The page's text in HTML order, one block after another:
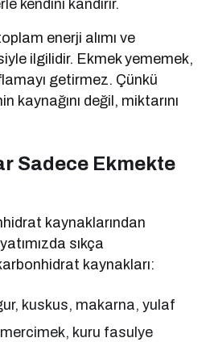
kendini kandırır.
enerji alımı ve
ilgilidir. Ekmek yememek,
getirmez. Çünkü
kaynağını değil, miktarını
Sadece Ekmekte
kaynaklarından
sıkça
kaynakları:
kuskus, makarna, yulaf
kuru fasulye